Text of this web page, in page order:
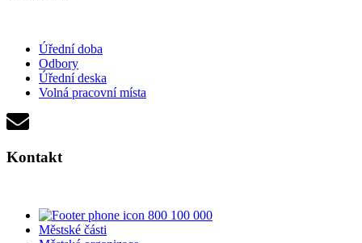
Úřední doba
Odbory
Úřední deska
Volná pracovní místa
Kontakt
800 100 000
Městské části